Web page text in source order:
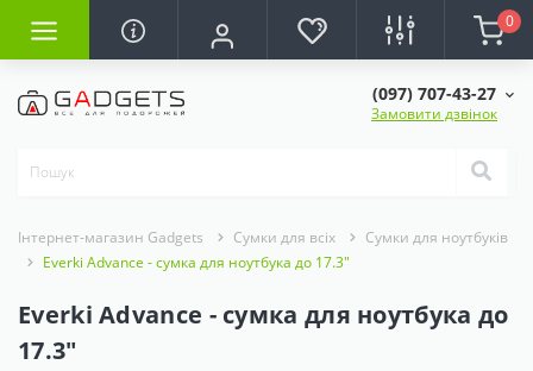
0
(097) 707-43-27
Замовити дзвінок
Інтернет-магазин Gadgets Сумки для всіх
Сумки для ноутбуків
Everki Advance - сумка для ноутбука до 17.3"
Everki Advance - сумка для ноутбука до
17.3"